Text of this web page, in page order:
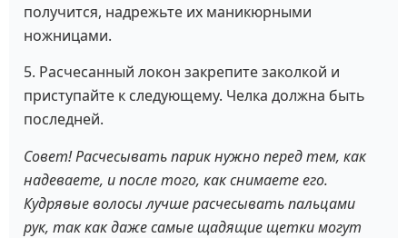
получится, надрежьте их маникюрными
ножницами.
5. Расчесанный локон закрепите заколкой и
приступайте к следующему. Челка должна быть
последней.
Совет! Расчесывать парик нужно перед тем, как
надеваете, и после того, как снимаете его.
Кудрявые волосы лучше расчесывать пальцами
рук, так как даже самые щадящие щетки могут